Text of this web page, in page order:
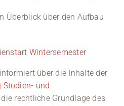
Überblick über den Aufbau
Wintersemester
informiert über die Inhalte der
Studien- und
rechtliche Grundlage des